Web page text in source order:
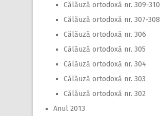
Călăuză ortodoxă nr. 309-310
Călăuză ortodoxă nr. 307-308
Călăuză ortodoxă nr. 306
Călăuză ortodoxă nr. 305
Călăuză ortodoxă nr. 304
Călăuză ortodoxă nr. 303
Călăuză ortodoxă nr. 302
Anul 2013